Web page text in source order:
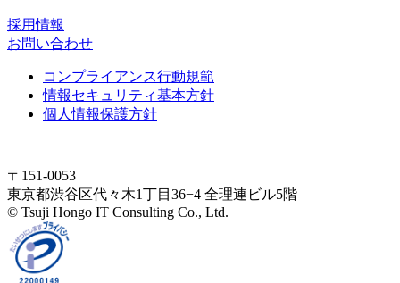
採用情報
お問い合わせ
コンプライアンス行動規範
情報セキュリティ基本方針
個人情報保護方針
〒151-0053
東京都渋谷区代々木1丁目36−4 全理連ビル5階
© Tsuji Hongo IT Consulting Co., Ltd.